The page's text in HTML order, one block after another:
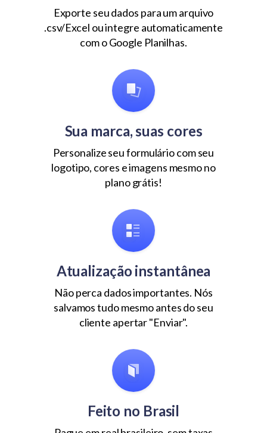
Exporte seu dados para um arquivo
.csv/Excel ou integre automaticamente
com o Google Planilhas.
Sua marca, suas cores
Personalize seu formulário com seu
logotipo, cores e imagens mesmo no
plano grátis!
Atualização instantânea
Não perca dados importantes. Nós
salvamos tudo mesmo antes do seu
cliente apertar "Enviar".
Feito no Brasil